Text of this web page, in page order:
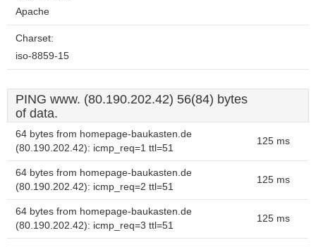
Apache
Charset:
iso-8859-15
PING www. (80.190.202.42) 56(84) bytes
of data.
64 bytes from homepage-baukasten.de
(80.190.202.42): icmp_req=1 ttl=51
125 ms
64 bytes from homepage-baukasten.de
(80.190.202.42): icmp_req=2 ttl=51
125 ms
64 bytes from homepage-baukasten.de
(80.190.202.42): icmp_req=3 ttl=51
125 ms